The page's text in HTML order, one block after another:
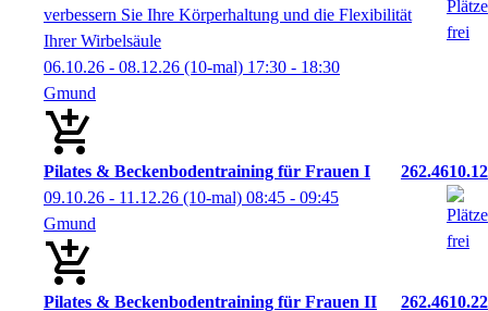
verbessern Sie Ihre Körperhaltung und die Flexibilität
Ihrer Wirbelsäule
06.10.26 - 08.12.26 (10-mal) 17:30 - 18:30
Gmund
Pilates & Beckenbodentraining für Frauen I
262.4610.12
09.10.26 - 11.12.26 (10-mal) 08:45 - 09:45
Gmund
Pilates & Beckenbodentraining für Frauen II
262.4610.22